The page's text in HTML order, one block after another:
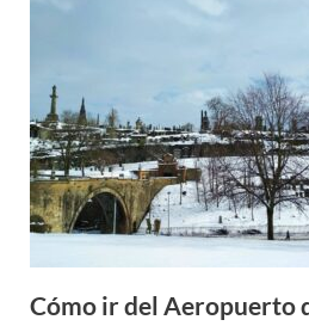
Cómo ir del Aeropuerto